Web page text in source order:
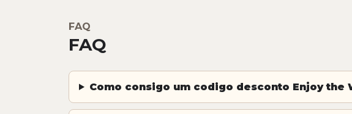
FAQ
FAQ
Como consigo um codigo desconto Enjoy the